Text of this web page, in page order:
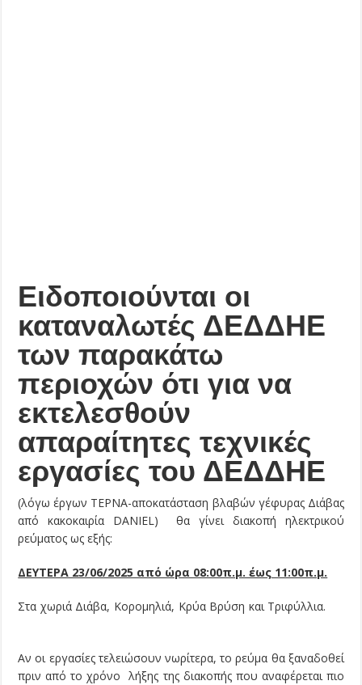
Ειδοποιούνται οι
καταναλωτές ΔΕΔΔΗΕ
των παρακάτω
περιοχών ότι για να
εκτελεσθούν
απαραίτητες τεχνικές
εργασίες του ΔΕΔΔΗΕ
(λόγω έργων ΤΕΡΝΑ-αποκατάσταση βλαβών γέφυρας Διάβας
από κακοκαιρία DANIEL) θα γίνει διακοπή ηλεκτρικού
ρεύματος ως εξής:
ΔΕΥΤΕΡΑ 23/06/2025 από ώρα 08:00π.μ. έως 11:00π.μ.
Στα χωριά Διάβα, Κορομηλιά, Κρύα Βρύση και Τριφύλλια.
Αν οι εργασίες τελειώσουν νωρίτερα, το ρεύμα θα ξαναδοθεί
πριν από το χρόνο λήξης της διακοπής που αναφέρεται πιο